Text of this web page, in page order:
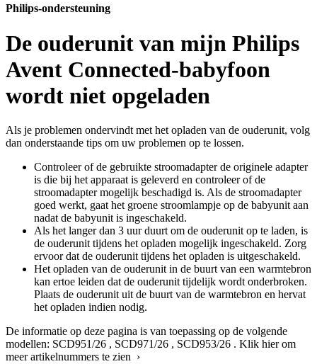
Philips-ondersteuning
De ouderunit van mijn Philips
Avent Connected-babyfoon
wordt niet opgeladen
Als je problemen ondervindt met het opladen van de ouderunit, volg
dan onderstaande tips om uw problemen op te lossen.
Controleer of de gebruikte stroomadapter de originele adapter
is die bij het apparaat is geleverd en controleer of de
stroomadapter mogelijk beschadigd is. Als de stroomadapter
goed werkt, gaat het groene stroomlampje op de babyunit aan
nadat de babyunit is ingeschakeld.
Als het langer dan 3 uur duurt om de ouderunit op te laden, is
de ouderunit tijdens het opladen mogelijk ingeschakeld. Zorg
ervoor dat de ouderunit tijdens het opladen is uitgeschakeld.
Het opladen van de ouderunit in de buurt van een warmtebron
kan ertoe leiden dat de ouderunit tijdelijk wordt onderbroken.
Plaats de ouderunit uit de buurt van de warmtebron en hervat
het opladen indien nodig.
De informatie op deze pagina is van toepassing op de volgende
modellen: SCD951/26 , SCD971/26 , SCD953/26 . Klik hier om
meer artikelnummers te zien ›